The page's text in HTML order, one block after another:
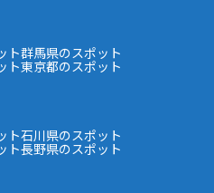
ト群馬県のスポット
ト東京都のスポット
ト石川県のスポット
ト長野県のスポット